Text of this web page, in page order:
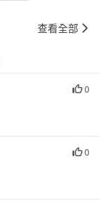
查看全部
0
0